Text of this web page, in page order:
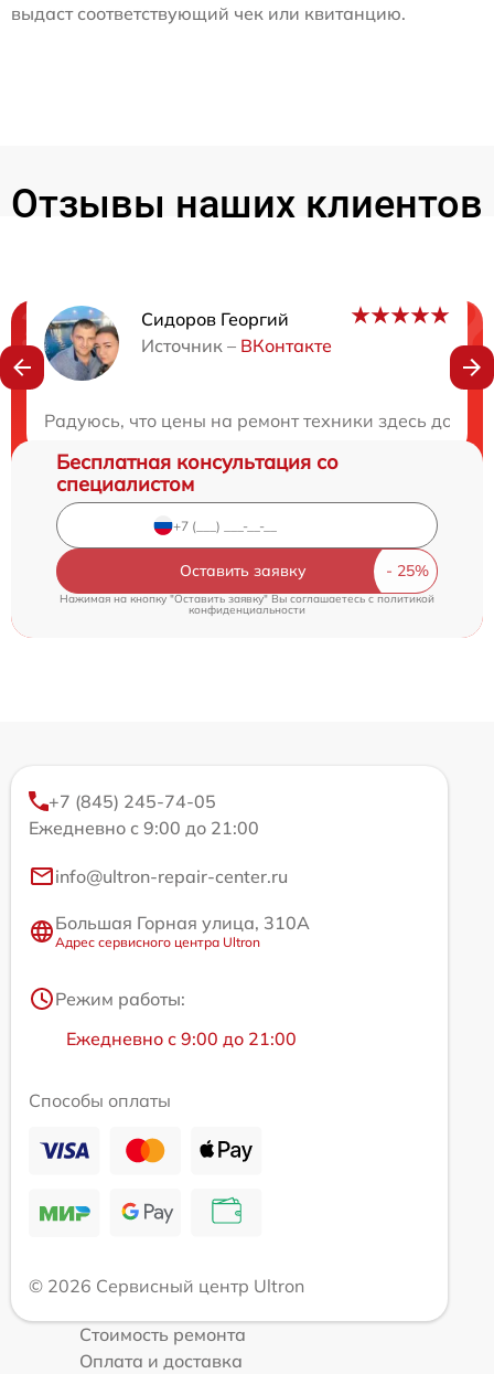
выдаст соответствующий чек или квитанцию.
Отзывы наших клиентов
Сидоров Георгий
Источник – ВКонтакте
Радуюсь, что цены на ремонт техники здесь
Нужна консультация?
Бесплатная консультация со
специалистом
Оставить заявку
Нажимая на кнопку "Оставить заявку" Вы соглашаетесь c политикой
конфиденциальности
+7 (845) 245-74-05
Ежедневно с 9:00 до 21:00
info@ultron-repair-center.ru
Большая Горная улица, 310А
Адрес сервисного центра Ultron
Режим работы:
Ежедневно с 9:00 до 21:00
Способы оплаты
© 2026 Сервисный центр Ultron
Стоимость ремонта
Оплата и доставка